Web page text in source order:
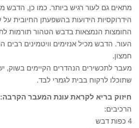
מתאים גם לעור רגיש ביותר. כמו כן, הדבש
הידרוקסיות הידועות בהשפעתן החיובית על
החומצות הנמצאות בדבש הטהור תורמות
העור. הדבש מכיל אנזימים וויטמינים רבים
חמצון.
מעבר לתכשירים הנהדרים הקיימים בשוק,
שתוכלו לרקוח בבית לגמרי לבד.
חיזוק בריא לקראת עונת המעבר הקרבה:
הרכיבים:
4 כפות דבש